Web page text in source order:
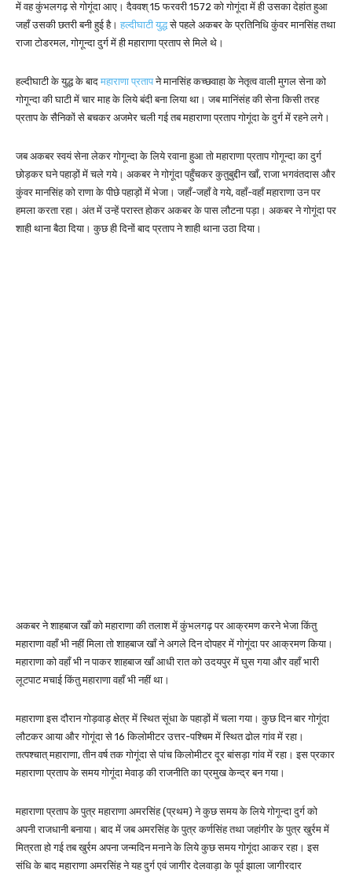
में वह कुंभलगढ़ से गोगूंदा आए। दैववश् 15 फरवरी 1572 को गोगूंदा में ही उसका देहांत हुआ
जहाँ उसकी छतरी बनी हुई है। हल्दीघाटी युद्धसे पहले अकबर के प्रतिनिधि कुंवर मानसिंह तथा
राजा टोडरमल, गोगून्दा दुर्ग में ही महाराणा प्रताप से मिले थे।
हल्दीघाटी के युद्ध के बाद महाराणा प्रतापने मानसिंह कच्छवाहा के नेतृत्व वाली मुगल सेना को
गोगून्दा की घाटी में चार माह के लिये बंदी बना लिया था। जब मानिंसंह की सेना किसी तरह
प्रताप के सैनिकों से बचकर अजमेर चली गई तब महाराणा प्रताप गोगूंदा के दुर्ग में रहने लगे।
जब अकबर स्वयं सेना लेकर गोगून्दा के लिये रवाना हुआ तो महाराणा प्रताप गोगून्दा का दुर्ग
छोड़कर घने पहाड़ों में चले गये। अकबर ने गोगूंदा पहुँचकर कुतुबुद्दीन खाँ, राजा भगवंतदास और
कुंवर मानसिंह को राणा के पीछे पहाड़ों में भेजा। जहाँ-जहाँ वे गये, वहाँ-वहाँ महाराणा उन पर
हमला करता रहा। अंत में उन्हें परास्त होकर अकबर के पास लौटना पड़ा। अकबर ने गोगूंदा पर
शाही थाना बैठा दिया। कुछ ही दिनों बाद प्रताप ने शाही थाना उठा दिया।
अकबर ने शाहबाज खाँ को महाराणा की तलाश में कुंभलगढ़ पर आक्रमण करने भेजा किंतु
महाराणा वहाँ भी नहीं मिला तो शाहबाज खाँ ने अगले दिन दोपहर में गोगूंदा पर आक्रमण किया।
महाराणा को वहाँ भी न पाकर शाहबाज खाँ आधी रात को उदयपुर में घुस गया और वहाँ भारी
लूटपाट मचाई किंतु महाराणा वहाँ भी नहीं था।
महाराणा इस दौरान गोड़वाड़ क्षेत्र में स्थित सूंधा के पहाड़ों में चला गया। कुछ दिन बार गोगूंदा
लौटकर आया और गोगूंदा से 16 किलोमीटर उत्तर-पश्चिम में स्थित ढोल गांव में रहा।
तत्पश्चात् महाराणा, तीन वर्ष तक गोगूंदा से पांच किलोमीटर दूर बांसड़ा गांव में रहा। इस प्रकार
महाराणा प्रताप के समय गोगूंदा मेवाड़ की राजनीति का प्रमुख केन्द्र बन गया।
महाराणा प्रताप के पुत्र महाराणा अमरसिंह (प्रथम) ने कुछ समय के लिये गोगून्दा दुर्ग को
अपनी राजधानी बनाया। बाद में जब अमरसिंह के पुत्र कर्णसिंह तथा जहांगीर के पुत्र खुर्रम में
मित्रता हो गई तब खुर्रम अपना जन्मदिन मनाने के लिये कुछ समय गोगूंदा आकर रहा। इस
संधि के बाद महाराणा अमरसिंह ने यह दुर्ग एवं जागीर देलवाड़ा के पूर्व झाला जागीरदार